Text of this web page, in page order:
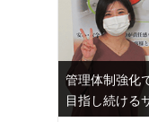
管理体制強化
目指し続ける